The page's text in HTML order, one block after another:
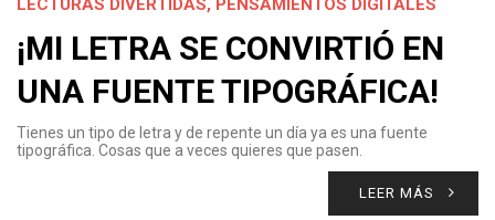
LECTURAS DIVERTIDAS, PENSAMIENTOS DIGITALES
¡MI LETRA SE CONVIRTIÓ EN
UNA FUENTE TIPOGRÁFICA!
Tienes un tipo de letra y de repente un día ya es una fuente
tipográfica. Cosas que a veces quieres que pasen.
LEER MÁS